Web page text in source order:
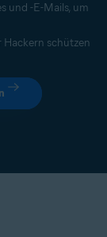
und -E-Mails, um
schützen